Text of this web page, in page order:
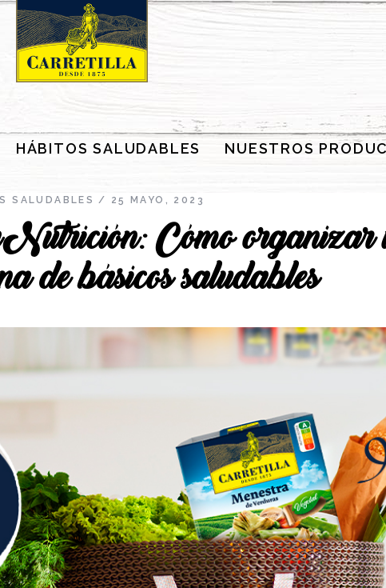
HÁBITOS SALUDABLES NUESTROS
SALUDABLES 25 MAYO, 2023
Cómo organizar
de básicos saludables